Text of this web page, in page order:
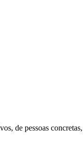
de pessoas